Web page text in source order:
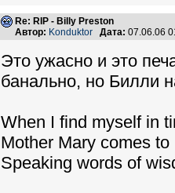
Re: RIP - Billy Preston
Автор: Konduktor Дата: 07.06.06
Это ужасно и это
банально, но Билли
When I find myself in
Mother Mary comes to
Speaking words of